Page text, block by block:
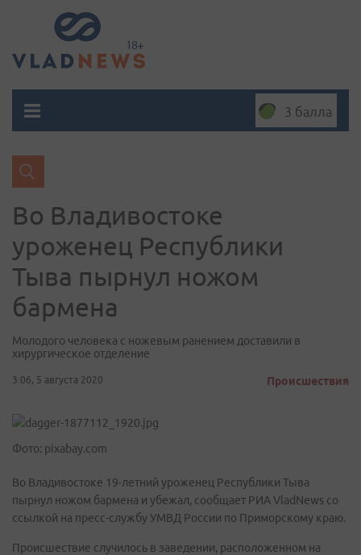
3 балла
Во Владивостоке
уроженец Республики
Тыва пырнул ножом
бармена
Молодого человека с ножевым ранением доставили в
хирургическое отделение
3:06, 5 августа 2020 Происшествия
Фото: pixabay.com
Во Владивостоке 19-летний уроженец Республики Тыва
пырнул ножом бармена и убежал, сообщает РИА VladNews со
ссылкой на пресс-службу УМВД России по Приморскому краю.
Происшествие случилось в заведении, расположенном на